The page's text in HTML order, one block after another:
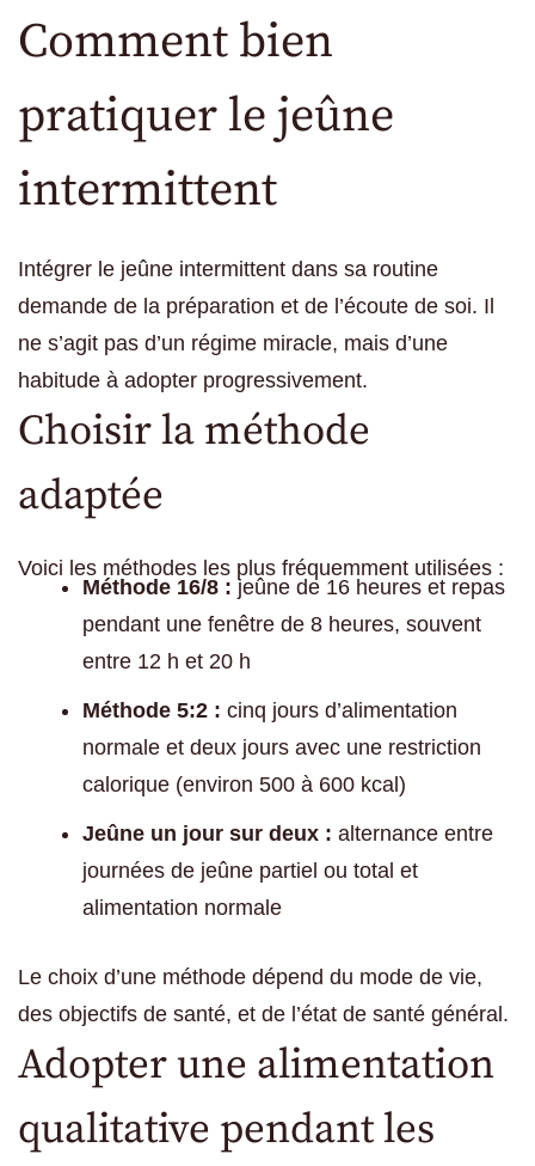
Comment bien
pratiquer le jeûne
intermittent
Intégrer le jeûne intermittent dans sa routine
demande de la préparation et de l’écoute de soi. Il
ne s’agit pas d’un régime miracle, mais d’une
habitude à adopter progressivement.
Choisir la méthode
adaptée
Voici les méthodes les plus fréquemment utilisées :
Méthode 16/8 : jeûne de 16 heures et repas
pendant une fenêtre de 8 heures, souvent
entre 12 h et 20 h
Méthode 5:2 : cinq jours d’alimentation
normale et deux jours avec une restriction
calorique (environ 500 à 600 kcal)
Jeûne un jour sur deux : alternance entre
journées de jeûne partiel ou total et
alimentation normale
Le choix d’une méthode dépend du mode de vie,
des objectifs de santé, et de l’état de santé général.
Adopter une alimentation
qualitative pendant les